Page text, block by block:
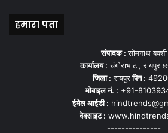
हमारा पता
संपादक :सोमनाथ बक्शी
कार्यालय : चंगोराभाटा, रायपुर
जिला : रायपुरपिन :
मोबाइल नं. : +91-
ईमेल आईडी :
वेबसाइट :
---------------